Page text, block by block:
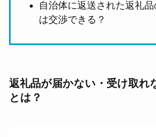
自治体に返送された返礼
は交渉できる？
返礼品が届かない・受け取れ
とは？